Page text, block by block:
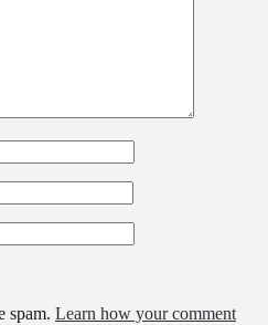
spam. Learn how your comment